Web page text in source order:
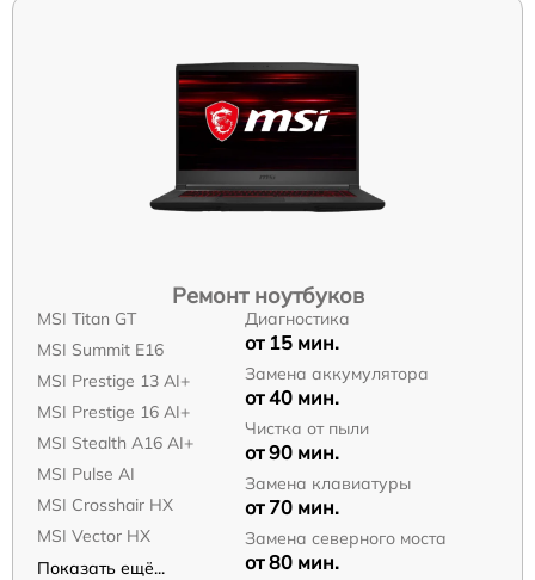
Ремонт ноутбуков
MSI Titan GT
MSI Summit E16
MSI Prestige 13 AI+
MSI Prestige 16 AI+
MSI Stealth A16 AI+
MSI Pulse AI
MSI Crosshair HX
MSI Vector HX
Показать ещё...
Диагностика
от 15 мин.
Замена аккумулятора
от 40 мин.
Чистка от пыли
от 90 мин.
Замена клавиатуры
от 70 мин.
Замена северного моста
от 80 мин.